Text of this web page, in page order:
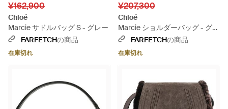
¥162,900
Chloé
Marcie サドルバッグ S - グレー
FARFETCHの商品
在庫切れ
¥207,300
Chloé
Marcie ショルダーバッグ - グレ
ー
FARFETCHの商品
在庫切れ